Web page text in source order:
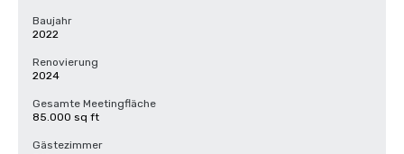
Baujahr
2022
Renovierung
2024
Gesamte Meetingfläche
85.000 sq ft
Gästezimmer